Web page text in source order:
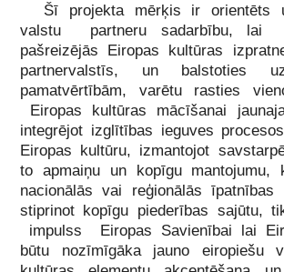
Šī projekta mērķis ir orientēts
valstu partneru sadarbību, lai
pašreizējās Eiropas kultūras
partnervalstīs, un balstoties
pamatvērtībām, varētu rasties
Eiropas kultūras mācīšanai
integrējot izglītības ieguves
Eiropas kultūru, izmantojot
to apmaiņu un kopīgu mantojumu,
nacionālās vai reģionālās īpatnības
stiprinot kopīgu piederības sajūtu,
impulss Eiropas Savienībai lai
būtu nozīmīgāka jauno eiropiešu